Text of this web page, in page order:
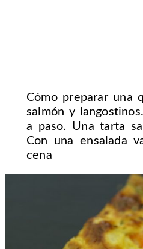
Cómo preparar una
salmón y
a paso. Una tarta
Con una ensalada
cena